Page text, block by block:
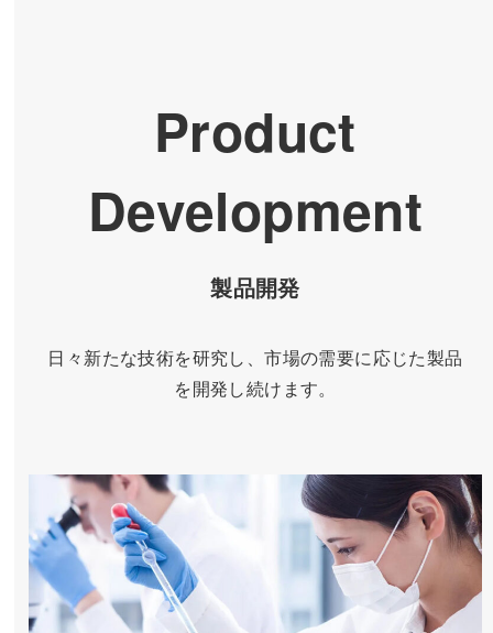
Product
Development
製品開発
日々新たな技術を研究し、市場の需要に応じた製品
を開発し続けます。